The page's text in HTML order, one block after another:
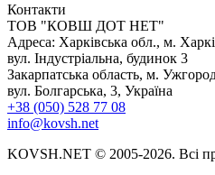
Контакти
TOB "КОВШ ДОТ НЕТ"
Адреса: Харківська обл., м.
вул. Індустріальна, будинок 3
Закарпатська область, м.
вул. Болгарська, 3, Україна
+38 (050) 528 77 08
info@kovsh.net
KOVSH.NET © 2005-2026. Всі